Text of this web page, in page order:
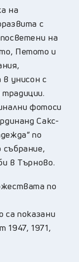
на
с
на
Петото и
унисон с
фотоси
Сакс-
по
в Търново.
по
са показани
1947, 1971,